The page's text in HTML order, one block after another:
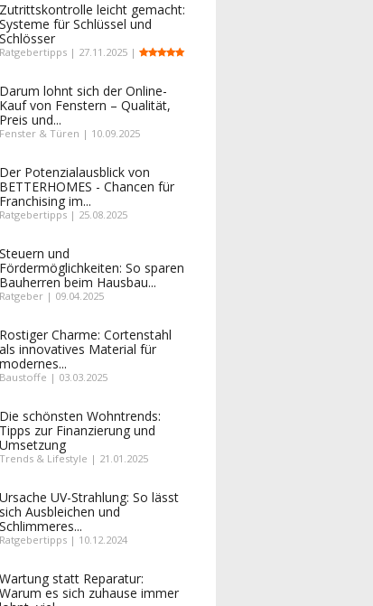
Zutrittskontrolle leicht gemacht:
Systeme für Schlüssel und
Schlösser
Ratgebertipps | 27.11.2025 |
Darum lohnt sich der Online-
Kauf von Fenstern – Qualität,
Preis und...
Fenster & Türen | 10.09.2025
Der Potenzialausblick von
BETTERHOMES - Chancen für
Franchising im...
Ratgebertipps | 25.08.2025
Steuern und
Fördermöglichkeiten: So sparen
Bauherren beim Hausbau...
Ratgeber | 09.04.2025
Rostiger Charme: Cortenstahl
als innovatives Material für
modernes...
Baustoffe | 03.03.2025
Die schönsten Wohntrends:
Tipps zur Finanzierung und
Umsetzung
Trends & Lifestyle | 21.01.2025
Ursache UV-Strahlung: So lässt
sich Ausbleichen und
Schlimmeres...
Ratgebertipps | 10.12.2024
Wartung statt Reparatur:
Warum es sich zuhause immer